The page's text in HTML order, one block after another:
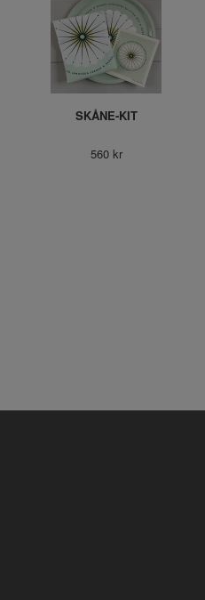
SKÅNE-KIT
560 kr